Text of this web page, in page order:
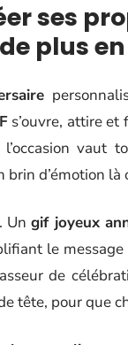
ses
plus
s’ouvre, attire et
vaut
brin d’émotion
Ungif joyeux
le
de
tête, pour que